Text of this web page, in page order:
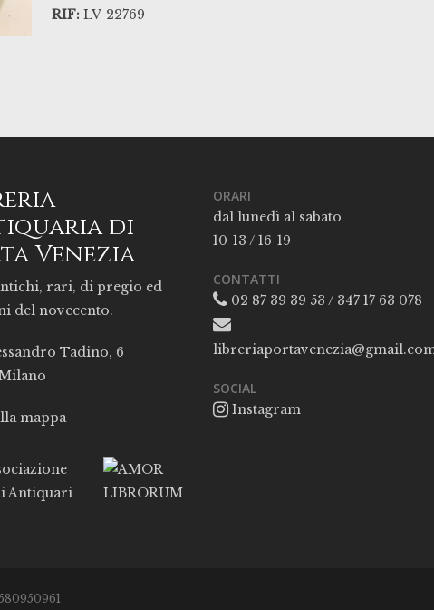
RIF: LV-22769
di
Venezia
rari, di pregio ed
del novecento.
Tadino, 6
mappa
ORARI
dal lunedì al sabato
10-13 / 16-19
CONTATTI
02 87 39 39 53 / 347 17 63 078
SOCIAL
Instagram